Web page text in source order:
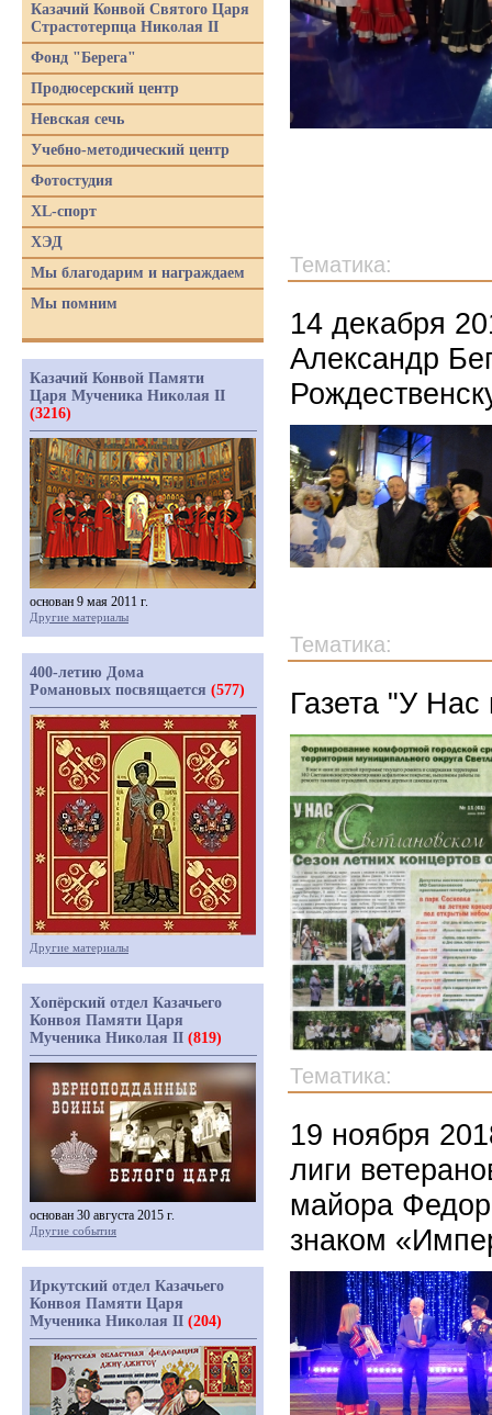
Тематика:
14 декабря
Александр
Тематика:
Газета "У
Тематика:
19 ноября
лиги
майора
знаком
Казачий Конвой Святого Царя
Страстотерпца Николая II
Фонд "Берега"
Продюсерский центр
Невская сечь
Учебно-методический центр
Фотостудия
XL-спорт
ХЭД
Мы благодарим и награждаем
Мы помним
Казачий Конвой Памяти
Царя Мученика Николая II
(3216)
основан 9 мая 2011 г.
Другие материалы
400-летию Дома
Романовых посвящается (577)
Другие материалы
Хопёрский отдел Казачьего
Конвоя Памяти Царя
Мученика Николая II (819)
основан 30 августа 2015 г.
Другие события
Иркутский отдел Казачьего
Конвоя Памяти Царя
Мученика Николая II (204)